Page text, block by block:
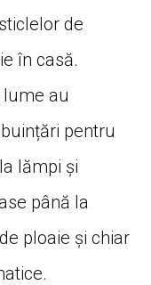
de
în casă.
au
pentru
lămpi și
până la
ploaie și chiar